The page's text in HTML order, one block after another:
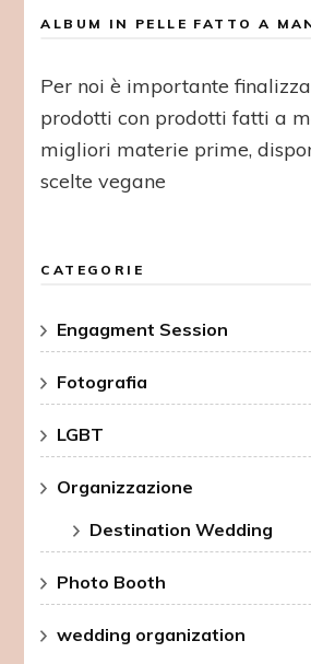
ALBUM IN PELLE FATTO A
Per noi è importante
prodotti con prodotti fatti a
migliori materie prime,
scelte vegane
CATEGORIE
Engagment Session
Fotografia
LGBT
Organizzazione
Destination Wedding
Photo Booth
wedding organization